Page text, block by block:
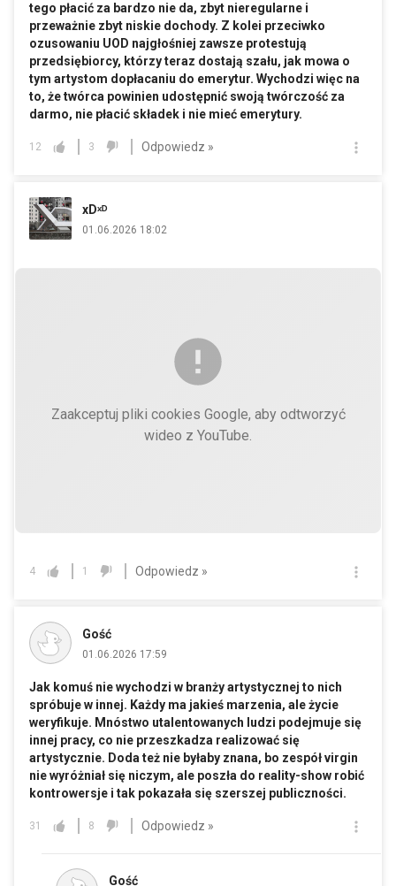
tego płacić za bardzo nie da, zbyt nieregularne i
przeważnie zbyt niskie dochody. Z kolei przeciwko
ozusowaniu UOD najgłośniej zawsze protestują
przedsiębiorcy, którzy teraz dostają szału, jak mowa o
tym artystom dopłacaniu do emerytur. Wychodzi więc na
to, że twórca powinien udostępnić swoją twórczość za
darmo, nie płacić składek i nie mieć emerytury.
12 3 Odpowiedz »
xDˣᴰ
01.06.2026 18:02
Zaakceptuj pliki cookies Google, aby odtworzyć
wideo z YouTube.
4 1 Odpowiedz »
Gość
01.06.2026 17:59
Jak komuś nie wychodzi w branży artystycznej to nich
spróbuje w innej. Każdy ma jakieś marzenia, ale życie
weryfikuje. Mnóstwo utalentowanych ludzi podejmuje się
innej pracy, co nie przeszkadza realizować się
artystycznie. Doda też nie byłaby znana, bo zespół virgin
nie wyróżniał się niczym, ale poszła do reality-show robić
kontrowersje i tak pokazała się szerszej publiczności.
31 8 Odpowiedz »
Gość